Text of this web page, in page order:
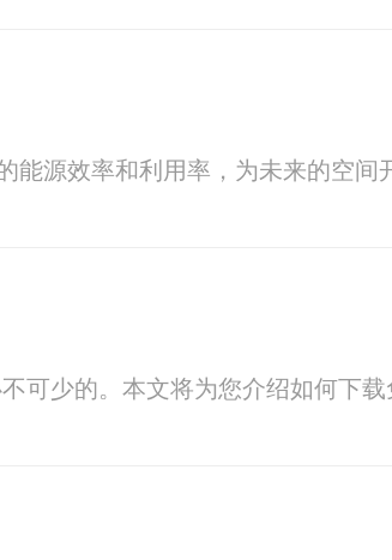
源效率和利用率，为未来的空间
可少的。本文将为您介绍如何下